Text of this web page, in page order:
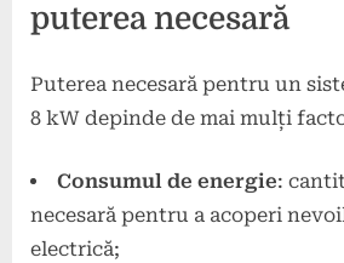
puterea necesară
Puterea necesară pentru un
8 kW depinde de mai mulți
Consumul de energie:
necesară pentru a acoperi
electrică;